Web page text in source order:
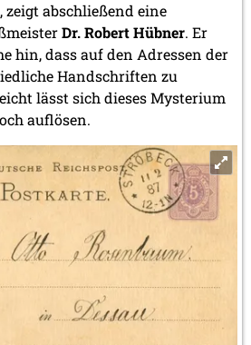
zeigt abschließend eine
Dr. Robert Hübner. Er
hin, dass auf den Adressen der
Handschriften zu
lässt sich dieses Mysterium
auflösen.